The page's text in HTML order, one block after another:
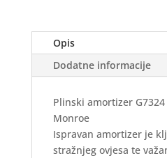
Opis
Dodatne informacije
Plinski amortizer
Monroe
Ispravan amortizer je
stražnjeg ovjesa te